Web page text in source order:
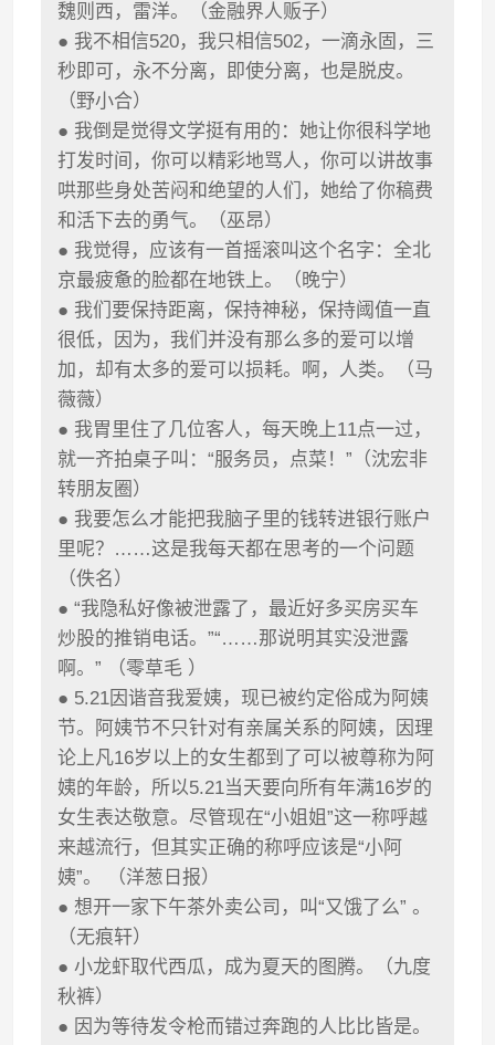
魏则西，雷洋。（金融界人贩子）
● 我不相信520，我只相信502，一滴永固，三
秒即可，永不分离，即使分离，也是脱皮。
（野小合）
● 我倒是觉得文学挺有用的：她让你很科学地
打发时间，你可以精彩地骂人，你可以讲故事
哄那些身处苦闷和绝望的人们，她给了你稿费
和活下去的勇气。（巫昂）
● 我觉得，应该有一首摇滚叫这个名字：全北
京最疲惫的脸都在地铁上。（晚宁）
● 我们要保持距离，保持神秘，保持阈值一直
很低，因为，我们并没有那么多的爱可以增
加，却有太多的爱可以损耗。啊，人类。（马
薇薇）
● 我胃里住了几位客人，每天晚上11点一过，
就一齐拍桌子叫：“服务员，点菜！”（沈宏非
转朋友圈）
● 我要怎么才能把我脑子里的钱转进银行账户
里呢？……这是我每天都在思考的一个问题
（佚名）
● “我隐私好像被泄露了，最近好多买房买车
炒股的推销电话。”“……那说明其实没泄露
啊。” （零草毛 ）
● 5.21因谐音我爱姨，现已被约定俗成为阿姨
节。阿姨节不只针对有亲属关系的阿姨，因理
论上凡16岁以上的女生都到了可以被尊称为阿
姨的年龄，所以5.21当天要向所有年满16岁的
女生表达敬意。尽管现在“小姐姐”这一称呼越
来越流行，但其实正确的称呼应该是“小阿
姨”。 （洋葱日报）
● 想开一家下午茶外卖公司，叫“又饿了么” 。
（无痕轩）
● 小龙虾取代西瓜，成为夏天的图腾。（九度
秋裤）
● 因为等待发令枪而错过奔跑的人比比皆是。